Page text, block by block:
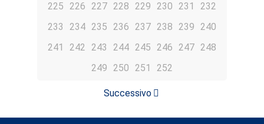
225 226 227 228 229 230 231
232
233
234 235 236 237 238 239 240
241
242 243 244 245 246 247 248
249 250 251 252
Successivo